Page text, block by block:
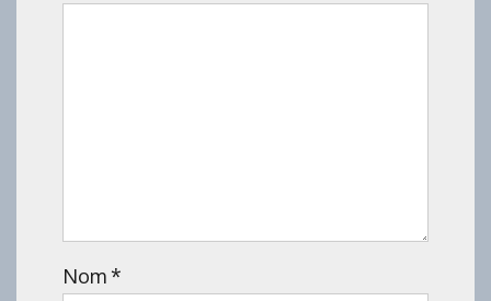
Nom *